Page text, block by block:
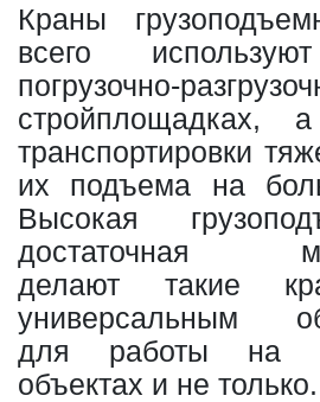
Краны
всего
погрузочно-
стройплощадках,
транспортировки
их подъема на
Высокая
достаточная
делают такие
универсальным
для работы на
объектах и не только.